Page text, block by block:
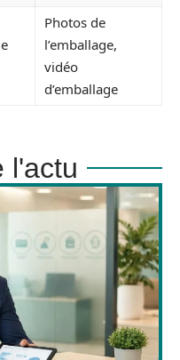
Photos de
l’emballage,
vidéo
d’emballage
l'actu